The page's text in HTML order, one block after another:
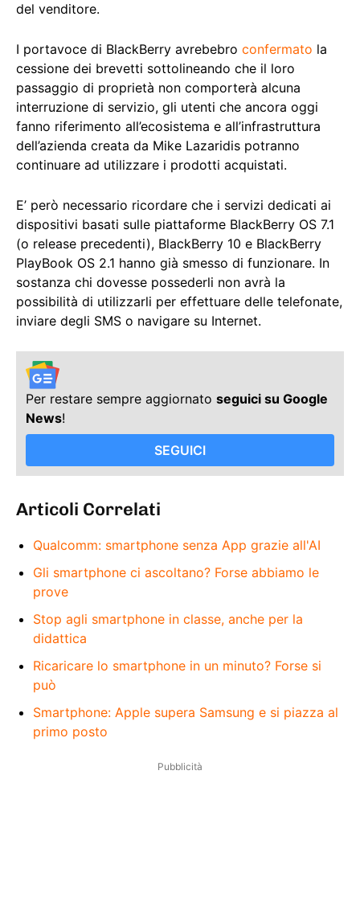
del venditore.
I portavoce di BlackBerry avrebebro confermato la
cessione dei brevetti sottolineando che il loro
passaggio di proprietà non comporterà alcuna
interruzione di servizio, gli utenti che ancora oggi
fanno riferimento all’ecosistema e all’infrastruttura
dell’azienda creata da Mike Lazaridis potranno
continuare ad utilizzare i prodotti acquistati.
E’ però necessario ricordare che i servizi dedicati ai
dispositivi basati sulle piattaforme BlackBerry OS 7.1
(o release precedenti), BlackBerry 10 e BlackBerry
PlayBook OS 2.1 hanno già smesso di funzionare. In
sostanza chi dovesse possederli non avrà la
possibilità di utilizzarli per effettuare delle telefonate,
inviare degli SMS o navigare su Internet.
Per restare sempre aggiornato seguici su Google
News!
SEGUICI
Articoli Correlati
Qualcomm: smartphone senza App grazie all'AI
Gli smartphone ci ascoltano? Forse abbiamo le
prove
Stop agli smartphone in classe, anche per la
didattica
Ricaricare lo smartphone in un minuto? Forse si
può
Smartphone: Apple supera Samsung e si piazza al
primo posto
Pubblicità